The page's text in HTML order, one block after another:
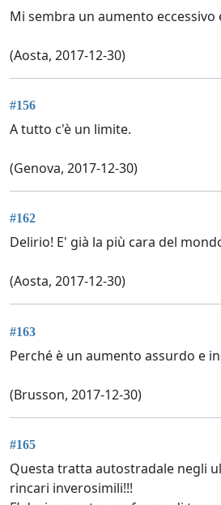
Mi sembra un aumento
(Aosta, 2017-12-30)
#156
A tutto c'è un limite.
(Genova, 2017-12-30)
#162
Delirio! E' già la più cara del
(Aosta, 2017-12-30)
#163
Perché è un aumento assurdo e
(Brusson, 2017-12-30)
#165
Questa tratta autostradale negli
rincari inverosimili!!!